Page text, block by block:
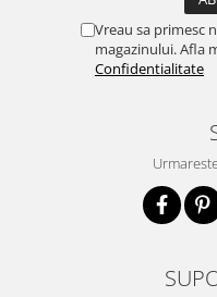
Vreau sa primesc
magazinului. Afla
Confidentialitate